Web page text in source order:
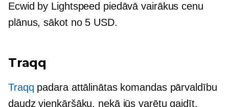
Ecwid by Lightspeed piedāvā vairākus cenu
plānus, sākot no 5 USD.
Traqq
Traqq padara attālinātas komandas pārvaldību
daudz vienkāršāku, nekā jūs varētu gaidīt,